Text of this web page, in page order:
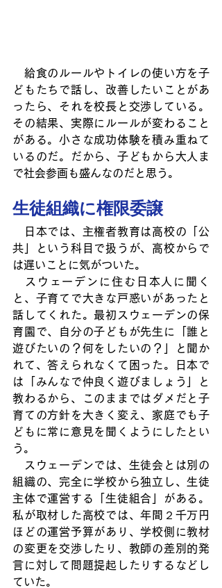
給食のルールやトイレの使い方を子
どもたちで話し、改善したいことがあ
ったら、それを校長と交渉している。
その結果、実際にルールが変わること
がある。小さな成功体験を積み重ねて
いるのだ。だから、子どもから大人ま
で社会参画も盛んなのだと思う。
生徒組織に権限委譲
日本では、主権者教育は高校の「公
共」という科目で扱うが、高校からで
は遅いことに気がついた。
スウェーデンに住む日本人に聞く
と、子育てで大きな戸惑いがあったと
話してくれた。最初スウェーデンの保
育園で、自分の子どもが先生に「誰と
遊びたいの？何をしたいの？」と聞か
れて、答えられなくて困った。日本で
は「みんなで仲良く遊びましょう」と
教わるから、このままではダメだと子
育ての方針を大きく変え、家庭でも子
どもに常に意見を聞くようにしたとい
う。
スウェーデンでは、生徒会とは別の
組織の、完全に学校から独立し、生徒
主体で運営する「生徒組合」がある。
私が取材した高校では、年間２千万円
ほどの運営予算があり、学校側に教材
の変更を交渉したり、教師の差別的発
言に対して問題提起したりするなどし
ていた。